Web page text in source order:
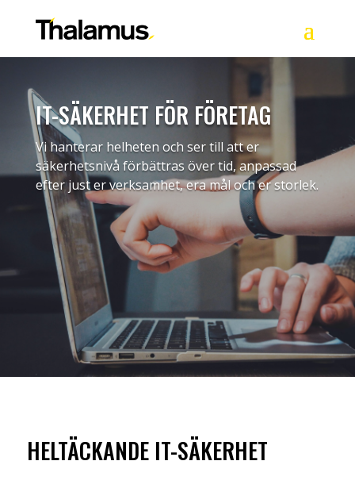
IT-SÄKERHET FÖR FÖRETAG
Vi hanterar helheten och ser till att er
säkerhetsnivå förbättras över tid, anpassad
efter just er verksamhet, era mål och er storlek.
HELTÄCKANDE IT-SÄKERHET